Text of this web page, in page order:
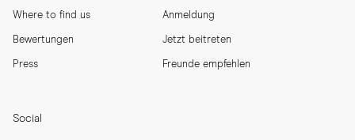
Where to find us
Bewertungen
Press
Anmeldung
Jetzt beitreten
Freunde empfehlen
Social